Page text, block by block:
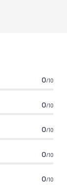
0/10
0/10
0/10
0/10
0/10